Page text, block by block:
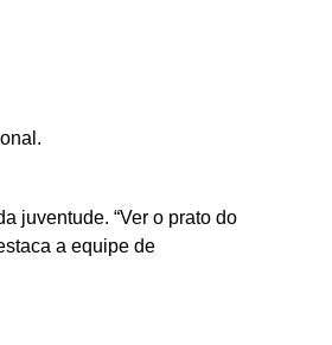
juventude. “Ver o prato do
a equipe de